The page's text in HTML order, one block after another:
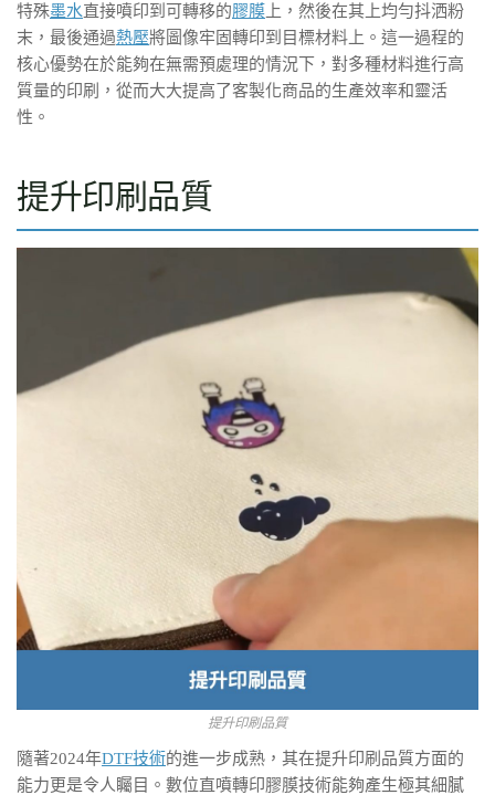
特殊墨水直接噴印到可轉移的膠膜 上，然後在其上均勻抖洒粉
末，最後通過熱壓將圖像牢固轉印到目標材料上。這一過程的
核心優勢在於能夠在無需預處理的情況下，對多種材料進行高
質量的印刷，從而大大提高了客製化商品的生產效率和靈活
性。
提升印刷品質
提升印刷品質
隨著2024年DTF技術的進一步成熟，其在提升印刷品質方面的
能力更是令人矚目。數位直噴轉印膠膜技術能夠產生極其細膩